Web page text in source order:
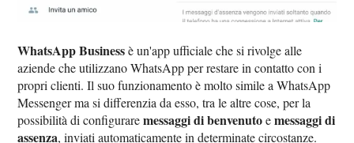
WhatsApp Businessè un'app ufficiale che si rivolge alle
aziende che utilizzano WhatsApp per restare in contatto con i
propri clienti. Il suo funzionamento è molto simile a WhatsApp
Messenger ma si differenzia da esso, tra le altre cose, per la
possibilità di configuraremessaggi di benvenutoemessaggi di
assenza, inviati automaticamente in determinate circostanze.